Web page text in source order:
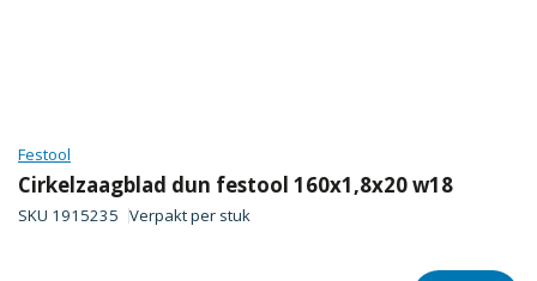
Festool
Cirkelzaagblad dun festool 160x1,8x20 w18
SKU 1915235 Verpakt per stuk